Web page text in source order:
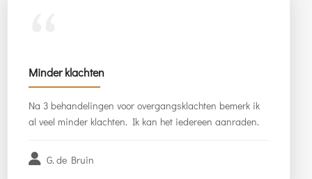
“
Minder klachten
Na 3 behandelingen voor overgangsklachten bemerk ik
al veel minder klachten. Ik kan het iedereen aanraden.
G. de Bruin